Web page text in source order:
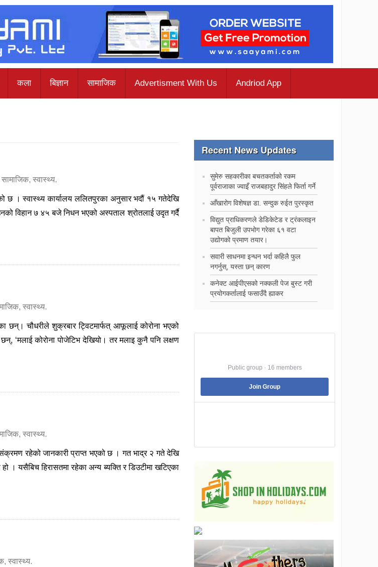
कला बिज्ञान सामाजिक Advertisment With Us Andriod App
सामाजिक, स्वास्थ्य.
छ । स्वास्थ्य कार्यालय ललितपुरका अनुसार भदौं १५ गतेदेखि
विहान ७ ४५ बजे निधन भएको अस्पताल श्रोतलाई उदृत गर्दै
, स्वास्थ्य.
छन्। चौधरीले शुक्रबार ट्विटमार्फत् आफूलाई कोरोना भएको
‘मलाई कोरोना पोजेटिभ देखियो। तर मलाइ कुनै पनि लक्षण
, स्वास्थ्य.
संक्रमण रहेको जानकारी प्राप्त भएको छ । गत भाद्र २ गते देखि
। यसैबिच हिरासतमा रहेका अन्य ब्यक्ति र डिउटीमा खटिएका
, स्वास्थ्य.
Recent News Updates
सुमेरु सहकारीका बचतकर्ताको रकम
पूर्वराजाका ज्वाइँ राजबहादुर सिंहले फिर्ता गर्ने
‍आँखारोग विशेषज्ञ डा. सन्दुक रुईत पुरस्कृत
विद्युत प्राधिकरणले डेडिकेटेड र ट्रंकलाइन
बापत बिजुली उपभोग गरेका ६१ वटा
उद्योगको प्रमाण तयार।
सवारी साधनमा इन्धन भर्दा कहिलै फुल
नगर्नुस्, यस्ता छन् कारण
कनेक्ट आईपीएसको नक्कली पेज बुस्ट गरी
प्रयोगकर्तालाई फसाउँदै ह्याकर
Public group · 16 members
Join Group